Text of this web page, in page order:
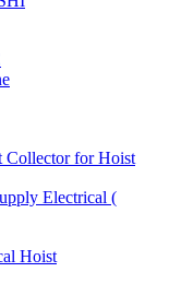
Collector for Hoist
Electrical (
Hoist